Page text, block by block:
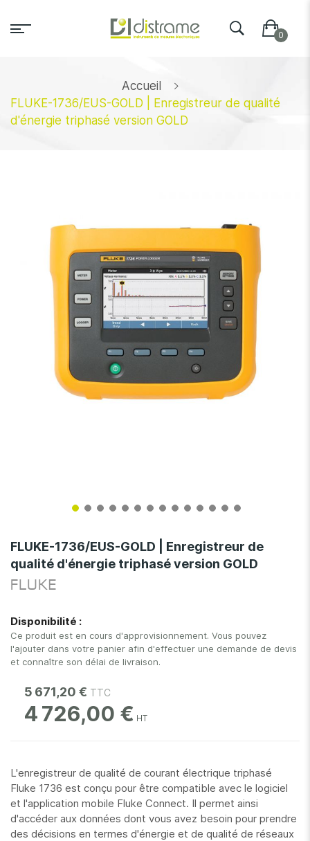
Accueil
FLUKE-1736/EUS-GOLD | Enregistreur de qualité
d'énergie triphasé version GOLD
to
the
beginning
of
images
gallery
FLUKE-1736/EUS-GOLD | Enregistreur de
qualité d'énergie triphasé version GOLD
FLUKE
Disponibilité :
Ce produit est en cours d'approvisionnement. Vous pouvez
l'ajouter dans votre panier afin d'effectuer une demande de devis
et connaître son délai de livraison.
5 671,20 €
4 726,00 €
L'enregistreur de qualité de courant électrique triphasé
Fluke 1736 est conçu pour être compatible avec le logiciel
et l'application mobile Fluke Connect. Il permet ainsi
d'accéder aux données dont vous avez besoin pour prendre
des décisions en termes d'énergie et de qualité de réseaux